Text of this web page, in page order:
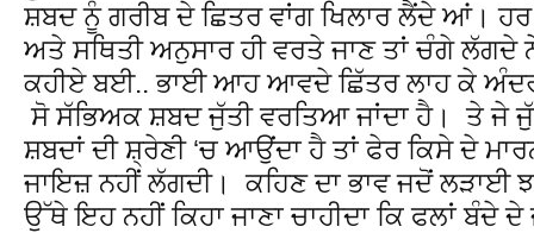
ਸ਼ਬਦ ਨੂੰ ਗਰੀਬ ਦੇ ਛਿਤਰ ਵਾਂਗ ਖਿਲਾਰ ਲੈਂਦੇ ਆਂ।
ਅਤੇ ਸਥਿਤੀ ਅਨੁਸਾਰ ਹੀ ਵਰਤੇ ਜਾਣ ਤਾਂ ਚੰਗੇ
ਕਹੀਏ ਬਈ.. ਭਾਈ ਆਹ ਆਵਦੇ ਛਿੱਤਰ ਲਾਹ ਕੇ
ਸੋ ਸੱਭਿਅਕ ਸ਼ਬਦ ਜੁੱਤੀ ਵਰਤਿਆ ਜਾਂਦਾ ਹੈ। ਤੇ ਜੇ
ਸ਼ਬਦਾਂ ਦੀ ਸ਼੍ਰੇਣੀ ‘ਚ ਆਉਂਦਾ ਹੈ ਤਾਂ ਫੇਰ ਕਿਸੇ ਦੇ
ਜਾਇਜ਼ ਨਹੀਂ ਲੱਗਦੀ। ਕਹਿਣ ਦਾ ਭਾਵ ਜਦੋਂ ਲੜਾਈ
ਉੱਥੇ ਇਹ ਨਹੀਂ ਕਿਹਾ ਜਾਣਾ ਚਾਹੀਦਾ ਕਿ ਫਲਾਂ ਬੰਦੇ